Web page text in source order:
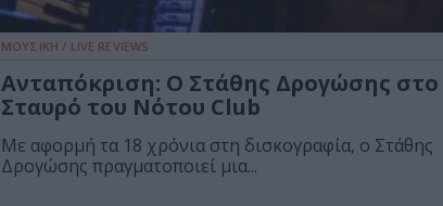
ΜΟΥΣΙΚΗ / LIVE REVIEWS
Ανταπόκριση: Ο Στάθης Δρογώσης στο
Σταυρό του Νότου Club
Με αφορμή τα 18 χρόνια στη δισκογραφία, ο Στάθης
Δρογώσης πραγματοποιεί μια...